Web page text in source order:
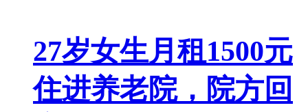
27岁女生月租1500元
住进养老院，院方回